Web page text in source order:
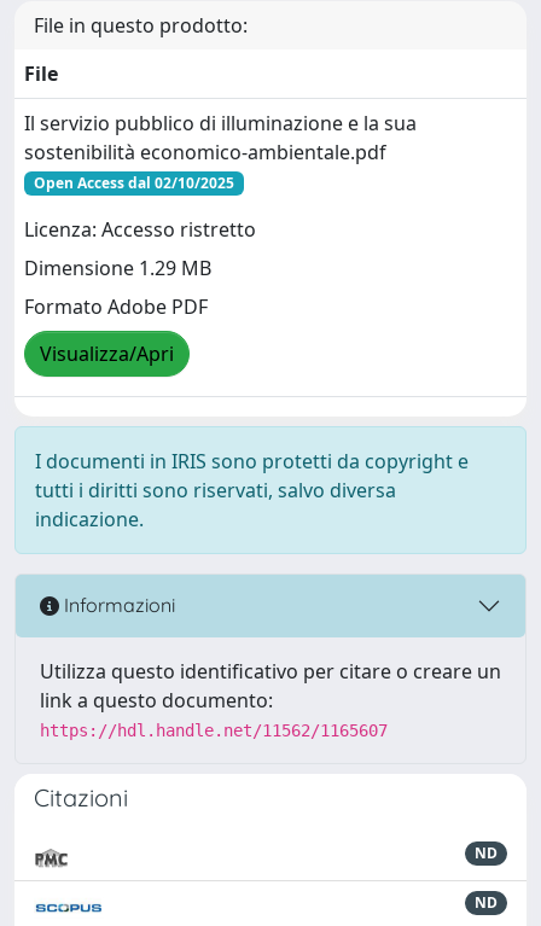
File in questo prodotto:
File
Il servizio pubblico di illuminazione e la sua
sostenibilità economico-ambientale.pdf
Open Access dal 02/10/2025
Licenza: Accesso ristretto
Dimensione 1.29 MB
Formato Adobe PDF
Visualizza/Apri
I documenti in IRIS sono protetti da copyright e
tutti i diritti sono riservati, salvo diversa
indicazione.
Informazioni
Utilizza questo identificativo per citare o creare un
link a questo documento:
https://hdl.handle.net/11562/1165607
Citazioni
ND
ND